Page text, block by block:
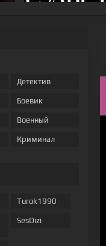
Детектив
Боевик
Военный
Криминал
Turok1990
SesDizi